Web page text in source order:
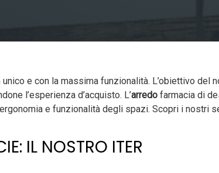
e con la massima funzionalità. L’obiettivo
l’esperienza d’acquisto. L’arredo farmacia di
e funzionalità degli spazi. Scopri i nostri
IL NOSTRO ITER